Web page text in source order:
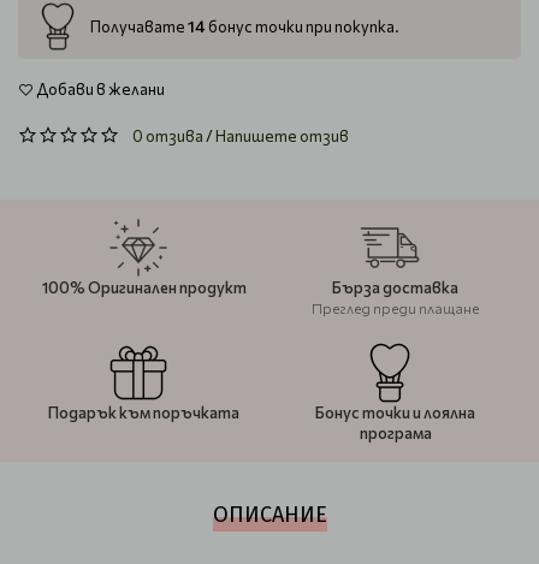
Получавате14бонус точки при покупка.
Добави в желани
0 отзива/Напишете отзив
100% Оригинален продукт Бърза доставка
Преглед преди плащане
Подарък към поръчката
Бонус точки и лоялна
програма
ОПИСАНИЕ